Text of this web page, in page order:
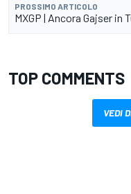
PROSSIMO ARTICOLO
MXGP | Ancora Gajser in
TOP COMMENTS
VEDI